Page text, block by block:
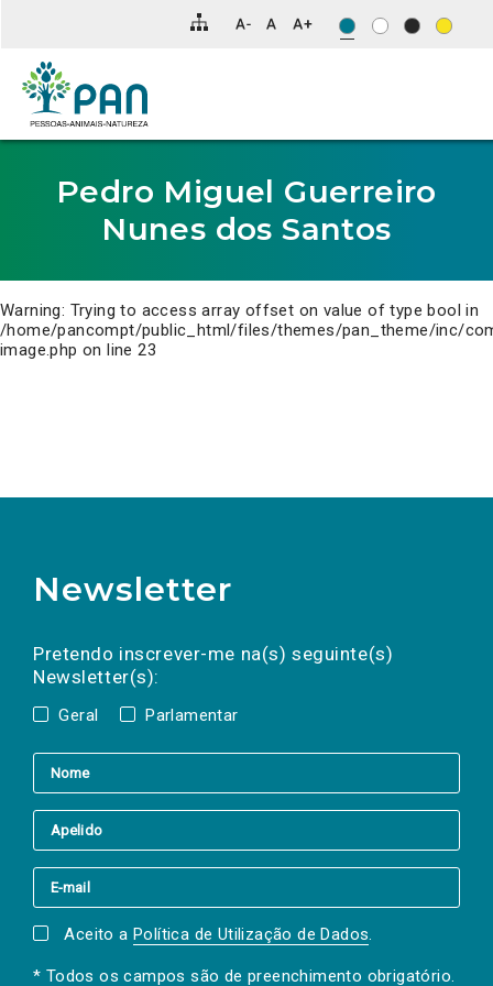
para
conteúdo
principal
da
Pedro Miguel Guerreiro
Nunes dos Santos
Warning: Trying to access array offset on value of type bool in
/home/pancompt/public_html/files/themes/pan_theme/inc/
image.php on line23
Newsletter
Pretendo inscrever-me na(s) seguinte(s)
Newsletter(s):
Geral Parlamentar
a(s) newsletter(s).
mail
Aceito a Política de Utilização de Dados.
* Todos os campos são de preenchimento obrigatório.